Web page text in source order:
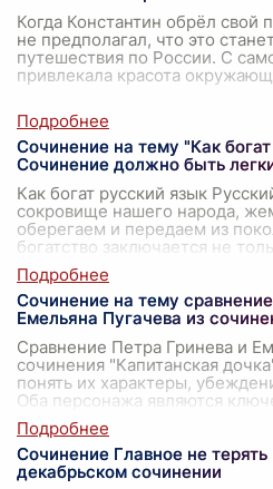
Когда Константин обрёл свой
не предполагал, что это
путешествия по России. С
привлекала красота
Сочинение на тему "Как
Сочинение должно быть
Как богат русский язык
сокровище нашего народа,
оберегаем и передаем из
богатство заключается не толь
Сочинение на тему
Емельяна Пугачева из
Сравнение Петра Гринева и
сочинения "Капитанская
понять их характеры,
Оба персонажа являются
Сочинение Главное не терять
декабрьском сочинении